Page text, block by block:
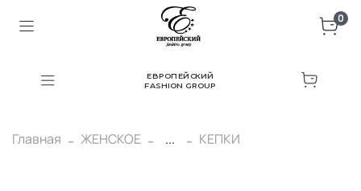
0
ЕВРОПЕЙСКИЙ
FASHION GROUP
Главная ЖЕНСКОЕ ... КЕПКИ